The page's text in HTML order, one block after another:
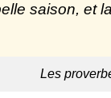
saison, et
Les